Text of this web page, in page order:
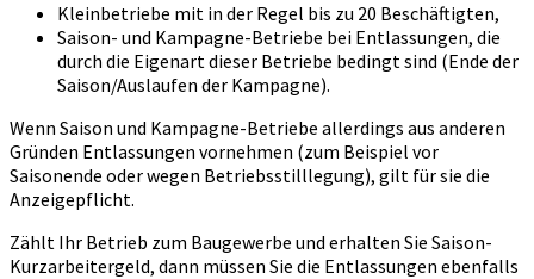
Kleinbetriebe mit in der Regel bis zu 20 Beschäftigten,
Saison- und Kampagne-Betriebe bei Entlassungen, die
durch die Eigenart dieser Betriebe bedingt sind (Ende der
Saison/Auslaufen der Kampagne).
Wenn Saison und Kampagne-Betriebe allerdings aus anderen
Gründen Entlassungen vornehmen (zum Beispiel vor
Saisonende oder wegen Betriebsstilllegung), gilt für sie die
Anzeigepflicht.
Zählt Ihr Betrieb zum Baugewerbe und erhalten Sie Saison-
Kurzarbeitergeld, dann müssen Sie die Entlassungen ebenfalls